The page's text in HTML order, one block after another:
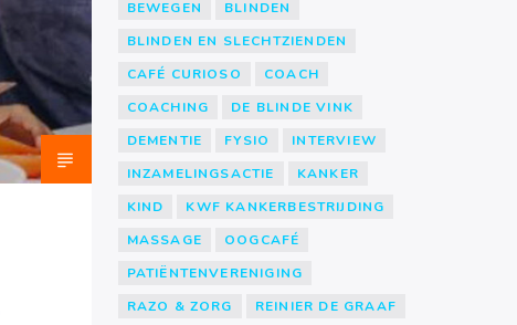
BEWEGEN
BLINDEN
BLINDEN EN SLECHTZIENDEN
CAFÉ CURIOSO
COACH
COACHING
DE BLINDE VINK
DEMENTIE
FYSIO
INTERVIEW
INZAMELINGSACTIE
KANKER
KIND
KWF KANKERBESTRIJDING
MASSAGE
OOGCAFÉ
PATIËNTENVERENIGING
RAZO & ZORG
REINIER DE GRAAF